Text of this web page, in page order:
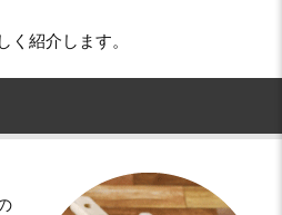
く紹介します。